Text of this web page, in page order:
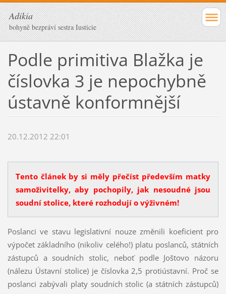
Adikia
bohyně bezpráví sestra Iusticie
Podle primitiva Blažka je
číslovka 3 je nepochybně
ústavně konformnější
20.12.2012 22:01
Tento článek by si měly přečíst především matky
samoživitelky, aby pochopily, jak nesoudné jsou
soudní stolice, které rozhodují o výživném!
Poslanci ve stavu legislativní nouze změnili koeficient pro
výpočet základního (nikoliv celého!) platu poslanců, státních
zástupců a soudních stolic, neboť podle Joštovo názoru
(nálezu Ústavní stolice) je číslovka 2,5 protiústavní. Proč se
poslanci zabývali platy soudních stolic (a státních zástupců)